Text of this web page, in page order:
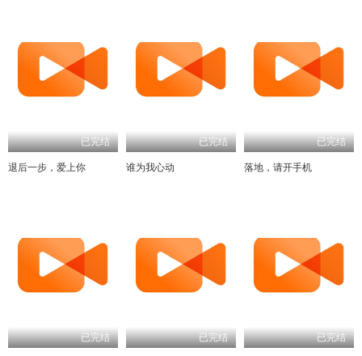
已完结
退后一步，爱上你
已完结
谁为我心动
已完结
落地，请开手机
已完结 已完结 已完结